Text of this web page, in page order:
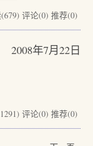
评论(0) 推荐(0)
2008年7月22日
评论(0) 推荐(0)